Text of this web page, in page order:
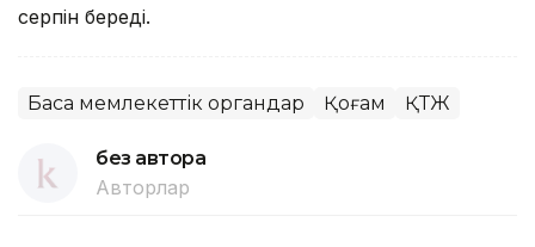
серпін береді.
Басқа мемлекеттік органдар Қоғам ҚТЖ
без автора
Авторлар